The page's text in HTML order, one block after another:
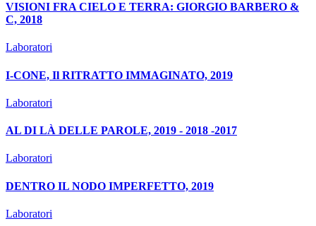
VISIONI FRA CIELO E TERRA: GIORGIO BARBERO &
C, 2018
Laboratori
I-CONE, Il RITRATTO IMMAGINATO, 2019
Laboratori
AL DI LÀ DELLE PAROLE, 2019 - 2018 -2017
Laboratori
DENTRO IL NODO IMPERFETTO, 2019
Laboratori